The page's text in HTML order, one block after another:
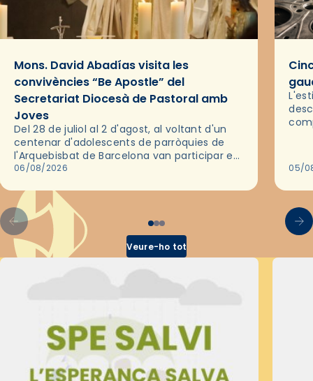
Mons. David Abadías visita les
convivències “Be Apostle” del
Secretariat Diocesà de Pastoral amb
Joves
Del 28 de juliol al 2 d'agost, al voltant d'un
centenar d'adolescents de parròquies de
l'Arquebisbat de Barcelona van participar en
les convivències Be Apostle, organitzades
06/08/2026 05/
Veure-ho tot